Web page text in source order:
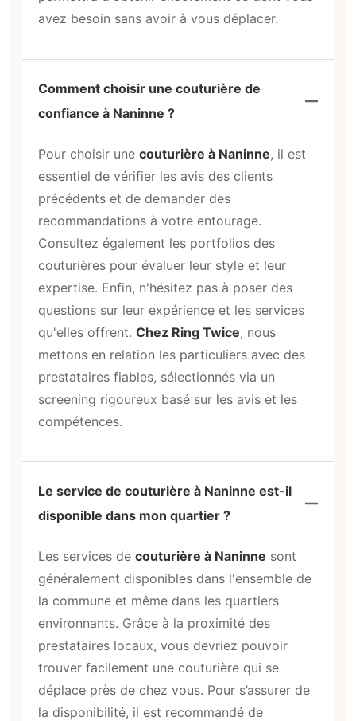
avez besoin sans avoir à vous déplacer.
Comment choisir une couturière de
confiance à Naninne ?
Pour choisir une couturière à Naninne, il est
essentiel de vérifier les avis des clients
précédents et de demander des
recommandations à votre entourage.
Consultez également les portfolios des
couturières pour évaluer leur style et leur
expertise. Enfin, n'hésitez pas à poser des
questions sur leur expérience et les services
qu'elles offrent. Chez Ring Twice, nous
mettons en relation les particuliers avec des
prestataires fiables, sélectionnés via un
screening rigoureux basé sur les avis et les
compétences.
Le service de couturière à Naninne est-il
disponible dans mon quartier ?
Les services de couturière à Naninne sont
généralement disponibles dans l'ensemble de
la commune et même dans les quartiers
environnants. Grâce à la proximité des
prestataires locaux, vous devriez pouvoir
trouver facilement une couturière qui se
déplace près de chez vous. Pour s’assurer de
la disponibilité, il est recommandé de